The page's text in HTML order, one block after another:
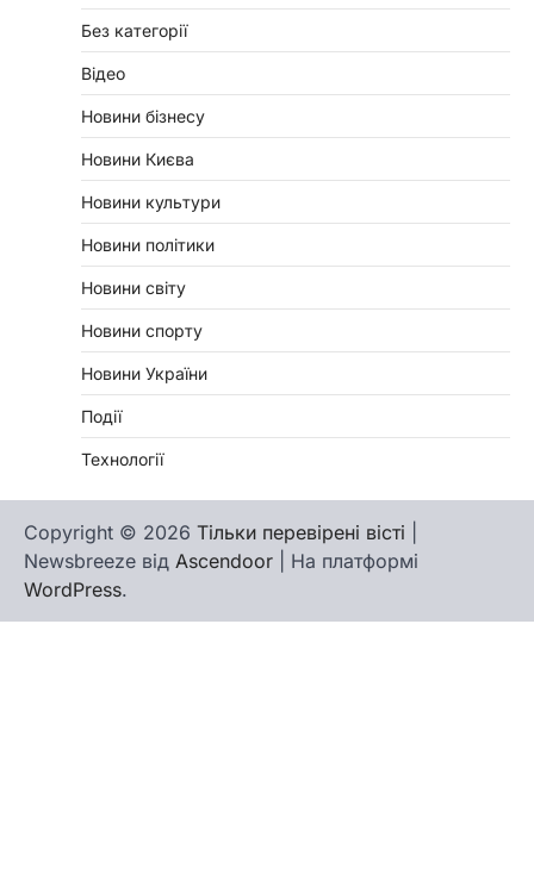
Без категорії
Відео
Новини бізнесу
Новини Києва
Новини культури
Новини політики
Новини світу
Новини спорту
Новини України
Події
Технології
Copyright © 2026 Тільки перевірені вісті
Newsbreeze від Ascendoor | На платформі
WordPress.